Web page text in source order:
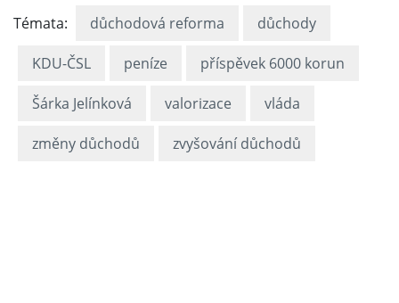
Témata: důchodová reforma důchody
KDU-ČSL peníze příspěvek 6000 korun
Šárka Jelínková valorizace vláda
změny důchodů zvyšování důchodů